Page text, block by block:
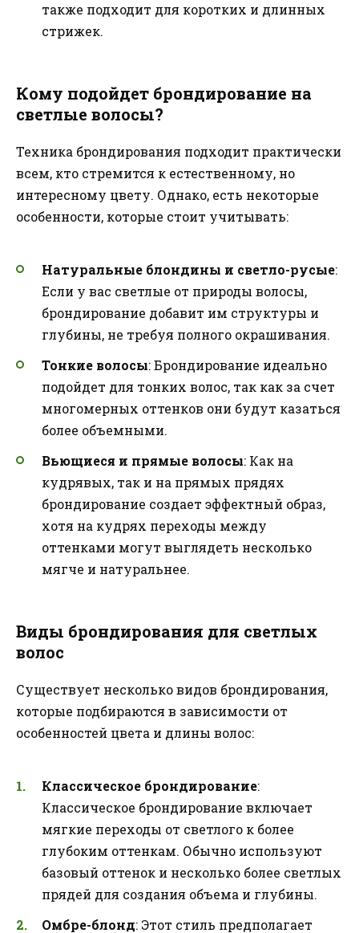
также подходит для коротких и длинных
стрижек.
Кому подойдет брондирование на
светлые волосы?
Техника брондирования подходит практически
всем, кто стремится к естественному, но
интересному цвету. Однако, есть некоторые
особенности, которые стоит учитывать:
Натуральные блондины и светло-русые:
Если у вас светлые от природы волосы,
брондирование добавит им структуры и
глубины, не требуя полного окрашивания.
Тонкие волосы: Брондирование идеально
подойдет для тонких волос, так как за счет
многомерных оттенков они будут казаться
более объемными.
Вьющиеся и прямые волосы: Как на
кудрявых, так и на прямых прядях
брондирование создает эффектный образ,
хотя на кудрях переходы между
оттенками могут выглядеть несколько
мягче и натуральнее.
Виды брондирования для светлых
волос
Существует несколько видов брондирования,
которые подбираются в зависимости от
особенностей цвета и длины волос:
Классическое брондирование:
Классическое брондирование включает
мягкие переходы от светлого к более
глубоким оттенкам. Обычно используют
базовый оттенок и несколько более светлых
прядей для создания объема и глубины.
Омбре-блонд: Этот стиль предполагает